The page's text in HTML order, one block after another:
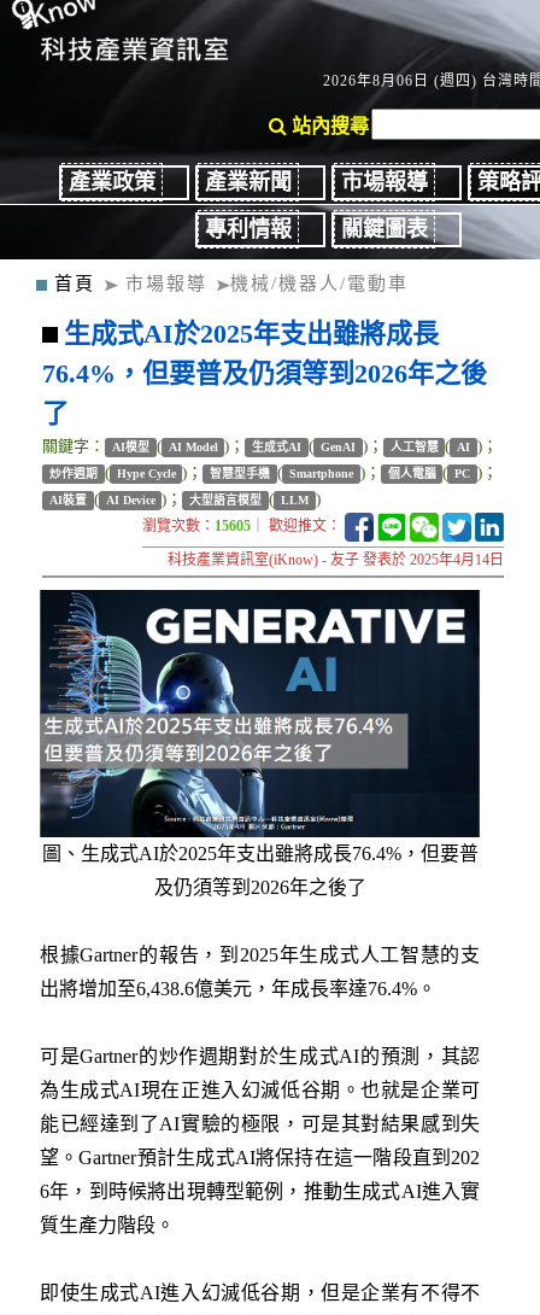
2026年8月06日 (週四) 台灣時
站內搜尋
產業政策 產業新聞 市場報導
策略
專利情報
關鍵圖表
首頁 市場報導 機械/機器人/電動車
生成式AI於2025年支出雖將成長
76.4%，但要普及仍須等到2026年之後
了
關鍵字： AI模型 ( AI Model )； 生成式AI ( GenAI )； 人工智慧 ( AI )；
炒作週期 ( Hype Cycle )； 智慧型手機 ( Smartphone )； 個人電腦 ( PC )；
AI裝置 ( AI Device )； 大型語言模型 ( LLM )
瀏覽次數： 15605 ｜ 歡迎推文：
科技產業資訊室(iKnow) - 友子 發表於 2025年4月14日
圖、生成式AI於2025年支出雖將成長76.4%，但要普
及仍須等到2026年之後了
根據Gartner的報告，到2025年生成式人工智慧的支
出將增加至6,438.6億美元，年成長率達76.4%。
可是Gartner的炒作週期對於生成式AI的預測，其認
為生成式AI現在正進入幻滅低谷期。也就是企業可
能已經達到了AI實驗的極限，可是其對結果感到失
望。Gartner預計生成式AI將保持在這一階段直到202
6年，到時候將出現轉型範例，推動生成式AI進入實
質生產力階段。
即使生成式AI進入幻滅低谷期，但是企業有不得不